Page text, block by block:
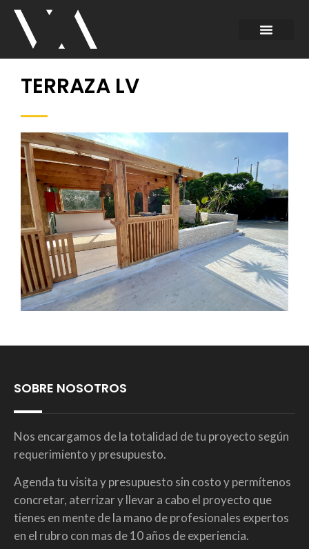
TERRAZA LV
SOBRE NOSOTROS
Nos encargamos de la totalidad de tu proyecto según
requerimiento y presupuesto.
Agenda tu visita y presupuesto sin costo y permítenos
concretar, aterrizar y llevar a cabo el proyecto que
tienes en mente de la mano de profesionales expertos
en el rubro con mas de 10 años de experiencia.